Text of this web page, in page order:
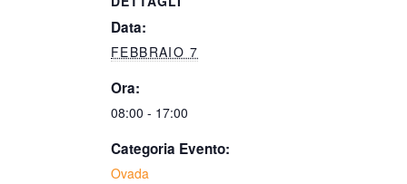
Data:
FEBBRAIO 7
Ora:
08:00 - 17:00
Categoria Evento:
Ovada